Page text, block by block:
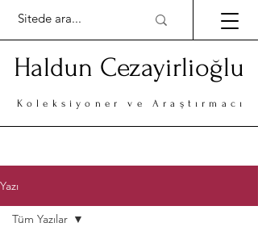
Haldun Cezayirlioğlu
Koleksiyoner ve Araştırmacı
Yazı
Tüm Yazılar